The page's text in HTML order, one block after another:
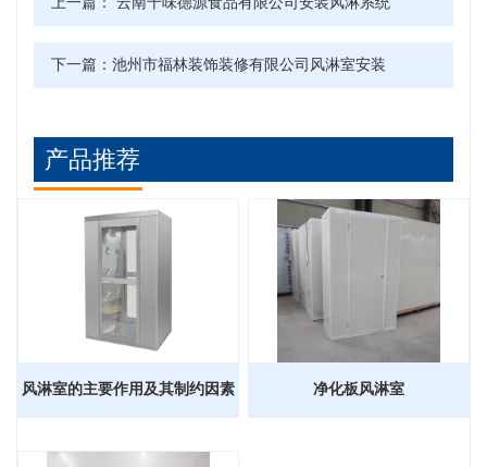
下一篇： 池州市福林装饰装修有限公司风淋室安装
产品推荐
风淋室的主要作用及其制约因素 净化板风淋室